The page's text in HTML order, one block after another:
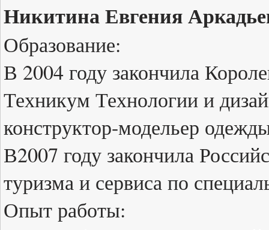
Никитина Евгения
Образование:
В 2004 году закончила
Техникум Технологии и
конструктор-модельер
В2007 году закончила
туризма и сервиса по
Опыт работы: